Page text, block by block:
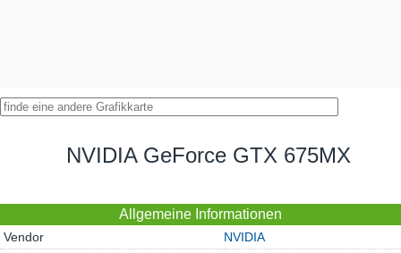
NVIDIA GeForce GTX 675MX
Allgemeine Informationen
Vendor
NVIDIA